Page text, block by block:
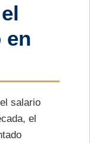
en
salario
el